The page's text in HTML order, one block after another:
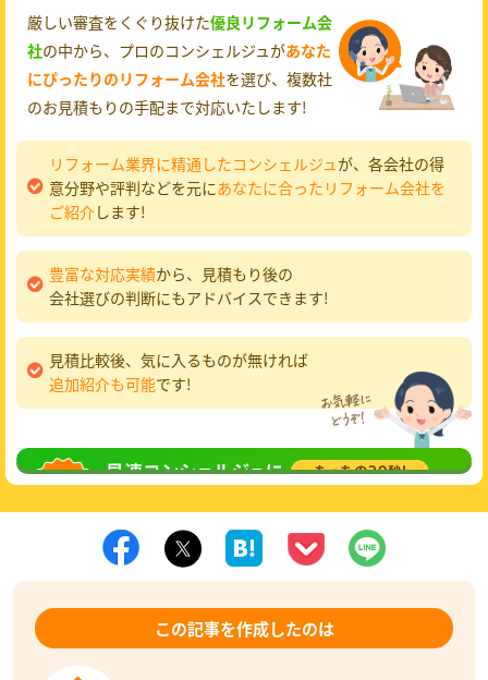
厳しい審査をくぐり抜けた優良リフォーム会
社の中から、プロのコンシェルジュがあなた
にぴったりのリフォーム会社を選び、複数社
のお見積もりの手配まで対応いたします!
リフォーム業界に精通したコンシェルジュ が、各会社の得
意分野や評判などを元にあなたに合ったリフォーム会社を
ご紹介します!
豊富な対応実績から、見積もり後の
会社選びの判断にもアドバイスできます!
見積比較後、気に入るものが無ければ
追加紹介も可能です!
してみる
この記事を作成したのは